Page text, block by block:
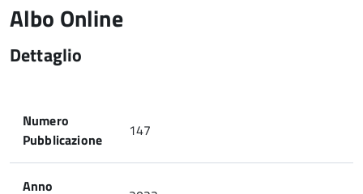
Albo Online
Dettaglio
Numero
Pubblicazione
147
Anno